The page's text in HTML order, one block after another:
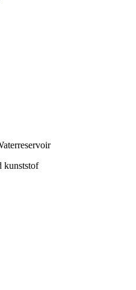
kunststof